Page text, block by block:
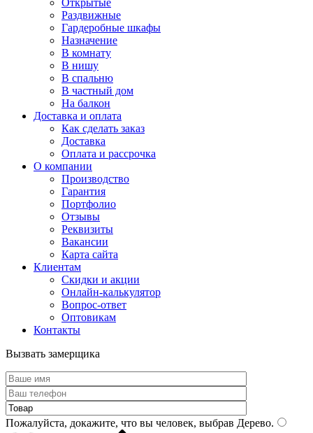
Открытые
Раздвижные
Гардеробные шкафы
Назначение
В комнату
В нишу
В спальню
В частный дом
На балкон
Доставка и оплата
Как сделать заказ
Доставка
Оплата и рассрочка
О компании
Производство
Гарантия
Портфолио
Отзывы
Реквизиты
Вакансии
Карта сайта
Клиентам
Скидки и акции
Онлайн-калькулятор
Вопрос-ответ
Оптовикам
Контакты
Вызвать замерщика
Пожалуйста, докажите, что вы человек, выбрав Дерево.